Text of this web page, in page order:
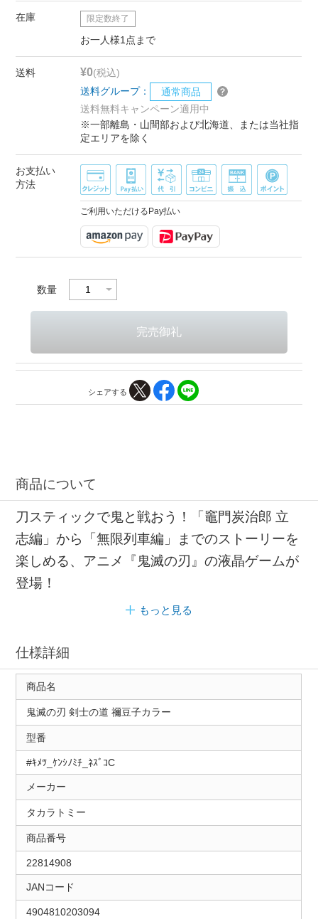
在庫 限定数終了
お一人様1点まで
送料 ¥0(税込)
送料グループ：
通常商品
送料無料キャンペーン適用中
※一部離島・山間部および北海道、または当社指
定エリアを除く
お支払い
方法
ご利用いただけるPay払い
数量
シェアする
商品について
刀スティックで鬼と戦おう！「竈門炭治郎 立
志編」から「無限列車編」までのストーリーを
楽しめる、アニメ『鬼滅の刃』の液晶ゲームが
登場！
もっと見る
仕様詳細
商品名
鬼滅の刃 剣士の道 禰豆子カラー
型番
#ｷﾒﾂ_ｹﾝｼﾉﾐﾁ_ﾈｽﾞｺC
メーカー
タカラトミー
商品番号
22814908
JANコード
4904810203094